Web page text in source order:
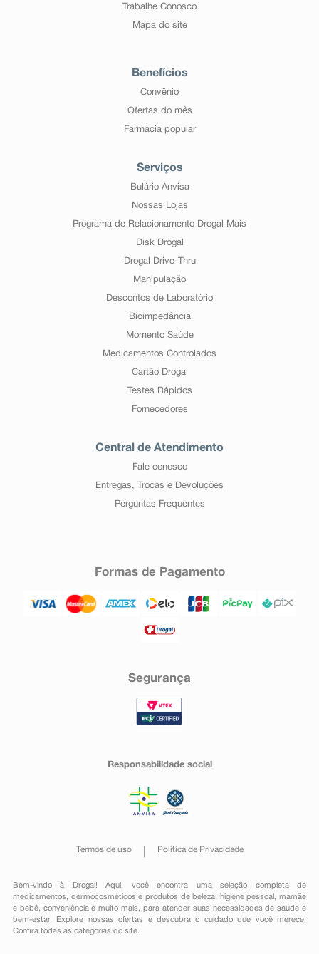
Trabalhe Conosco
Mapa do site
Benefícios
Convênio
Ofertas do mês
Farmácia popular
Serviços
Bulário Anvisa
Nossas Lojas
Programa de Relacionamento Drogal Mais
Disk Drogal
Drogal Drive-Thru
Manipulação
Descontos de Laboratório
Bioimpedância
Momento Saúde
Medicamentos Controlados
Cartão Drogal
Testes Rápidos
Fornecedores
Central de Atendimento
Fale conosco
Entregas, Trocas e Devoluções
Perguntas Frequentes
Formas de Pagamento
Segurança
Responsabilidade social
Termos de uso Política de Privacidade
Bem-vindo à Drogal! Aqui, você encontra uma seleção completa de
medicamentos , dermocosméticos e produtos de beleza, higiene pessoal ,mamãe
e bebê, conveniênciae muito mais, para atender suas necessidades de saúde e
bem-estar. Explore nossas ofertas e descubra o cuidado que você merece!
Confira todas as categorias do site.